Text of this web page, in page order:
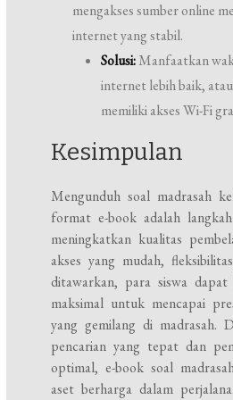
mengakses sumber online
internet yang stabil.
Solusi:Manfaatkan
internet lebih baik,
memiliki akses Wi-Fi
Kesimpulan
Mengunduh soal madrasah
format e-book adalah
meningkatkan kualitas
akses yang mudah,
ditawarkan, para siswa
maksimal untuk mencapai
yang gemilang di madrasah.
pencarian yang tepat dan
optimal, e-book soal
aset berharga dalam